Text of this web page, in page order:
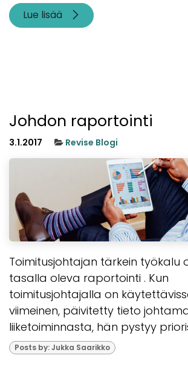
Lue lisää
Johdon raportointi
3.1.2017 Revise Blogi
Toimitusjohtajan tärkein työkalu
tasalla oleva raportointi . Kun
toimitusjohtajalla on
viimeinen, päivitetty tieto
liiketoiminnasta, hän pystyy
Posts by: Jukka Saarikko